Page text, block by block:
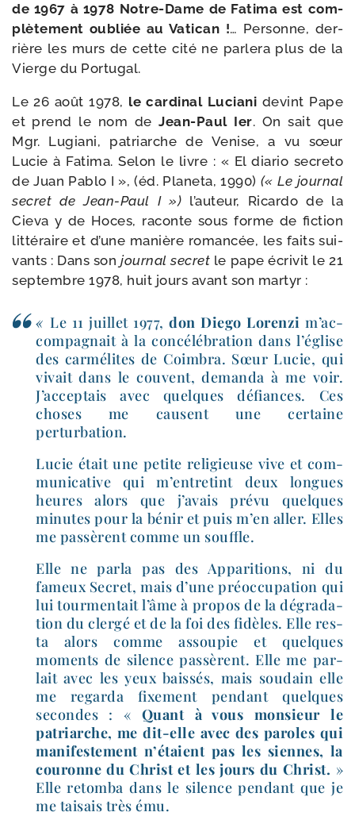
de 1967 à 1978 Notre-​Dame de Fatima est com­
plè­te­ment oubliée au Vatican !… Personne, der­
rière les murs de cette cité ne par­le­ra plus de la
Vierge du Portugal.
Le 26 août 1978, le car­di­nal Luciani devint Pape
et prend le nom deJean-​Paul Ier. On sait que
Mgr. Lugiani, patriarche de Venise, a vu sœur
Lucie à Fatima. Selon le livre : « El dia­rio secre­to
de Juan Pablo I », (éd. Planeta, 1990) (« Le jour­nal
secret de Jean-​Paul I ») l’au­teur, Ricardo de la
Cieva y de Hoces, raconte sous forme de fic­tion
lit­té­raire et d’une manière roman­cée, les faits sui­
vants : Dans sonjour­nal secret le pape écri­vit le 21
sep­tembre 1978, huit jours avant son martyr :
« Le 11 juillet 1977, don Diego Lorenzi m’ac­
com­pa­gnait à la concé­lé­bra­tion dans l’é­glise
des car­mé­lites de Coimbra. Sœur Lucie, qui
vivait dans le couvent, deman­da à me voir.
J’acceptais avec quelques défiances. Ces
choses me causent une cer­taine
perturbation.
Lucie était une petite reli­gieuse vive et com­
mu­ni­ca­tive qui m’en­tre­tint deux longues
heures alors que j’a­vais pré­vu quelques
minutes pour la bénir et puis m’en aller. Elles
me pas­sèrent comme un souffle.
Elle ne par­la pas des Apparitions, ni du
fameux Secret, mais d’une pré­oc­cu­pa­tion qui
lui tour­men­tait l’âme à pro­pos de la dégra­da­
tion du cler­gé et de la foi des fidèles. Elle res­
ta alors comme assou­pie et quelques
moments de silence pas­sèrent. Elle me par­
lait avec les yeux bais­sés, mais sou­dain elle
me regar­da fixe­ment pen­dant quelques
secondes : « Quant à vous mon­sieur le
patriarche, me dit-​elle avec des paroles qui
mani­fes­te­ment n’é­taient pas les siennes, la
cou­ronne du Christ et les jours du Christ. »
Elle retom­ba dans le silence pen­dant que je
me tai­sais très ému.